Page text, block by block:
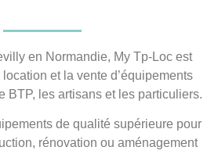
en Normandie, My Tp-Loc est
et la vente d’équipements
BTP, les artisans et les particuliers.
de qualité supérieure pour
rénovation ou aménagement